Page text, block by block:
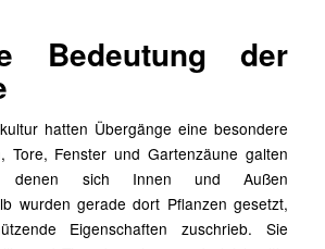
der
hatten Übergänge eine besondere
Tore, Fenster und Gartenzäune galten
sich Innen und Außen
wurden gerade dort Pflanzen gesetzt,
Eigenschaften zuschrieb. Sie